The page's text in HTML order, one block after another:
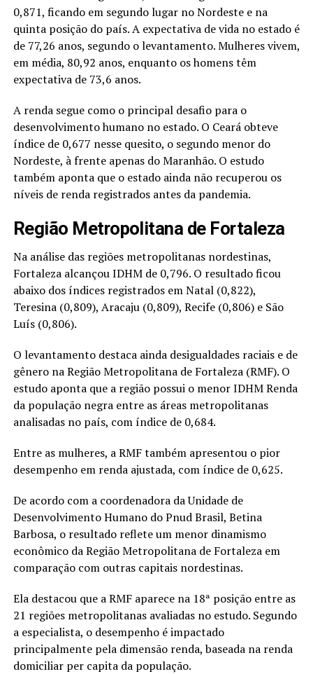
0,871, ficando em segundo lugar no Nordeste e na
quinta posição do país. A expectativa de vida no estado é
de 77,26 anos, segundo o levantamento. Mulheres vivem,
em média, 80,92 anos, enquanto os homens têm
expectativa de 73,6 anos.
A renda segue como o principal desafio para o
desenvolvimento humano no estado. O Ceará obteve
índice de 0,677 nesse quesito, o segundo menor do
Nordeste, à frente apenas do Maranhão. O estudo
também aponta que o estado ainda não recuperou os
níveis de renda registrados antes da pandemia.
Região Metropolitana de Fortaleza
Na análise das regiões metropolitanas nordestinas,
Fortaleza alcançou IDHM de 0,796. O resultado ficou
abaixo dos índices registrados em Natal (0,822),
Teresina (0,809), Aracaju (0,809), Recife (0,806) e São
Luís (0,806).
O levantamento destaca ainda desigualdades raciais e de
gênero na Região Metropolitana de Fortaleza (RMF). O
estudo aponta que a região possui o menor IDHM Renda
da população negra entre as áreas metropolitanas
analisadas no país, com índice de 0,684.
Entre as mulheres, a RMF também apresentou o pior
desempenho em renda ajustada, com índice de 0,625.
De acordo com a coordenadora da Unidade de
Desenvolvimento Humano do Pnud Brasil, Betina
Barbosa, o resultado reflete um menor dinamismo
econômico da Região Metropolitana de Fortaleza em
comparação com outras capitais nordestinas.
Ela destacou que a RMF aparece na 18ª posição entre as
21 regiões metropolitanas avaliadas no estudo. Segundo
a especialista, o desempenho é impactado
principalmente pela dimensão renda, baseada na renda
domiciliar per capita da população.